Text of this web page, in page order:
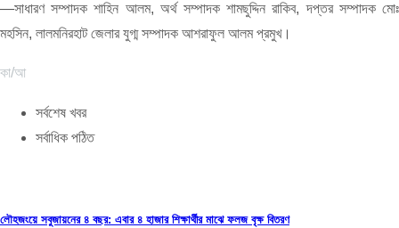
—সাধারণ সম্পাদক শাহিন আলম, অর্থ সম্পাদক শামছুদ্দিন রাকিব, দপ্তর সম্পাদক মোঃ
মহসিন, লালমনিরহাট জেলার যুগ্ম সম্পাদক আশরাফুল আলম প্রমুখ।
কা/আ
সর্বশেষ খবর
সর্বাধিক পঠিত
লৌহজংয়ে সবুজায়নের ৪ বছর: এবার ৪ হাজার শিক্ষার্থীর মাঝে ফলজ বৃক্ষ বিতরণ